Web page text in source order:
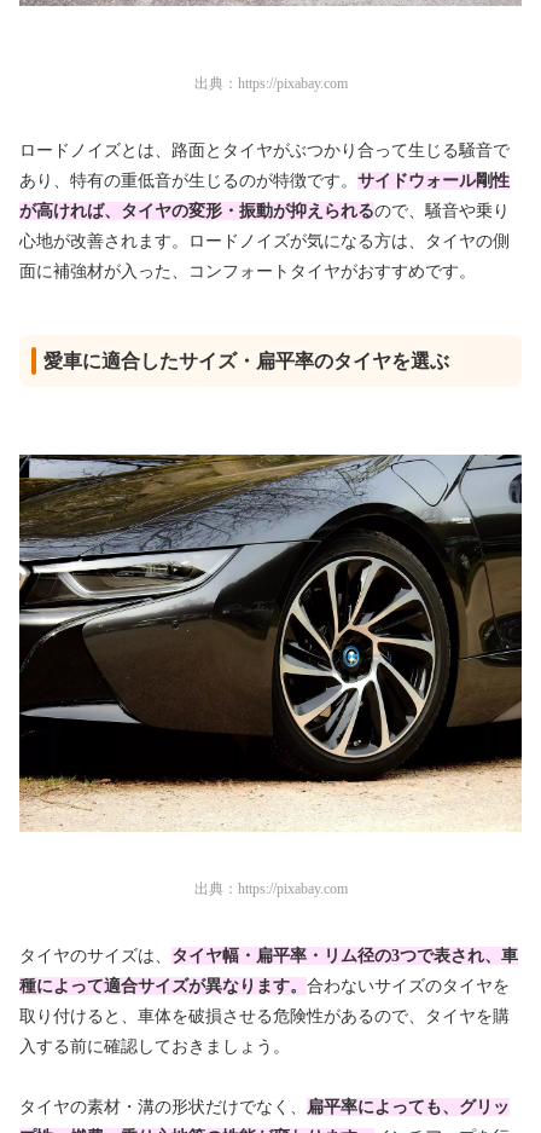
出典： https://pixabay.com
ロードノイズとは、路面とタイヤがぶつかり合って生じる騒音で
あり、特有の重低音が生じるのが特徴です。 サイドウォール剛性
が高ければ、タイヤの変形・振動が抑えられるので、騒音や乗り
心地が改善されます。ロードノイズが気になる方は、タイヤの側
面に補強材が入った、コンフォートタイヤがおすすめです。
愛車に適合したサイズ・扁平率のタイヤを選ぶ
出典： https://pixabay.com
タイヤのサイズは、 タイヤ幅・扁平率・リム径の3つで表され、車
種によって適合サイズが異なります。 合わないサイズのタイヤを
取り付けると、車体を破損させる危険性があるので、タイヤを購
入する前に確認しておきましょう。
タイヤの素材・溝の形状だけでなく、 扁平率によっても、グリッ